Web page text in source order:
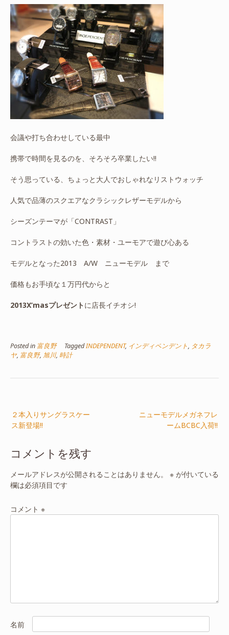
会議や打ち合わせしている最中
携帯で時間を見るのを、そろそろ卒業したい!!
そう思っている、ちょっと大人でおしゃれなリストウォッチ
人気で品薄のスクエアなクラシックレザーモデルから
シーズンテーマが「CONTRAST」
コントラストの効いた色・素材・ユーモアで遊び心ある
モデルとなった2013 A/W ニューモデル まで
価格もお手頃な１万円代からと
2013X’masプレゼントに店長イチオシ!
Posted in 富良野 TaggedINDEPENDENT, インディペンデント, タカラ
ヤ, 富良野, 旭川, 時計
稿
ナ
ビ
ゲ
ー
シ
ョ
ン
ニューモデルメガネフレ
ームBCBC入荷!!
２本入りサングラスケー
ス新登場!!
コメントを残す
メールアドレスが公開されることはありません。 ※ が付いている
欄は必須項目です
コメント ※
名前